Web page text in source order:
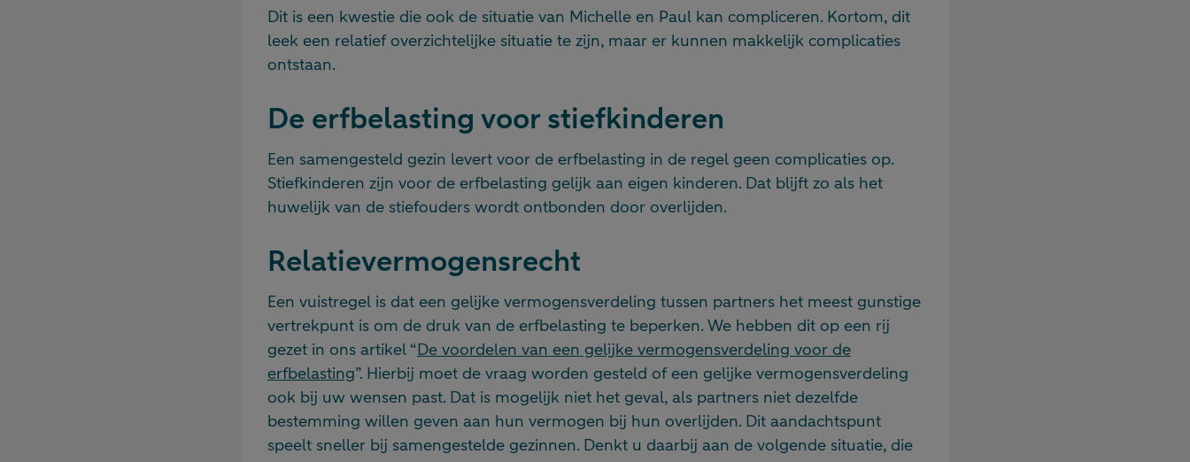
Dit is een kwestie die ook de situatie van Michelle en Paul kan compliceren. Kortom, dit
leek een relatief overzichtelijke situatie te zijn, maar er kunnen makkelijk complicaties
ontstaan.
De erfbelasting voor stiefkinderen
Een samengesteld gezin levert voor de erfbelasting in de regel geen complicaties op.
Stiefkinderen zijn voor de erfbelasting gelijk aan eigen kinderen. Dat blijft zo als het
huwelijk van de stiefouders wordt ontbonden door overlijden.
Relatievermogensrecht
Een vuistregel is dat een gelijke vermogensverdeling tussen partners het meest gunstige
vertrekpunt is om de druk van de erfbelasting te beperken. We hebben dit op een rij
gezet in ons artikel “De voordelen van een gelijke vermogensverdeling voor de
erfbelasting”. Hierbij moet de vraag worden gesteld of een gelijke vermogensverdeling
ook bij uw wensen past. Dat is mogelijk niet het geval, als partners niet dezelfde
bestemming willen geven aan hun vermogen bij hun overlijden. Dit aandachtspunt
speelt sneller bij samengestelde gezinnen. Denkt u daarbij aan de volgende situatie, die